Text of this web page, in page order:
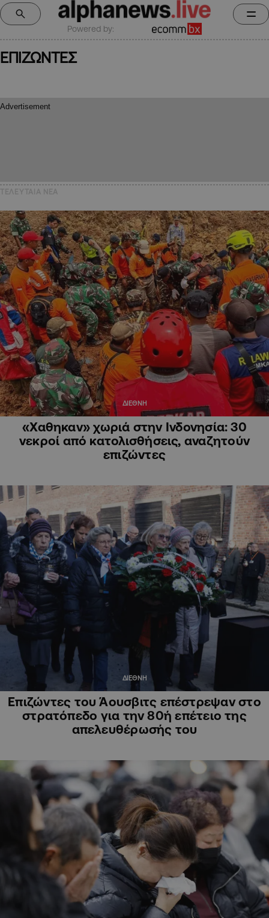
Powered by:
ΕΠΙΖΩΝΤΕΣ
ΔΙΕΘΝΗ
«Χαθηκαν» χωριά στην Ινδονησία: 30
νεκροί από κατολισθήσεις, αναζητούν
επιζώντες
ΔΙΕΘΝΗ
Επιζώντες του Άουσβιτς επέστρεψαν στο
στρατόπεδο για την 80ή επέτειο της
απελευθέρωσής του